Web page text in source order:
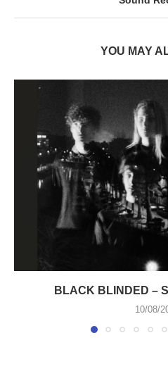
YOU MAY
BLACK BLINDED –
10/08/